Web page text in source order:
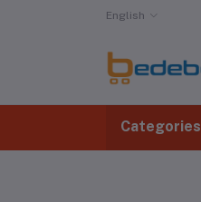
English
Categories